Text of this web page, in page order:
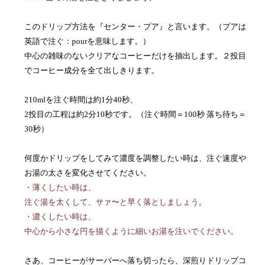
このドリップ方法を『センター・プア』と言います。（プアは
英語で注ぐ：pourを意味します。）
中心の雑味のないクリアなコーヒーだけを抽出します。２投目
でコーヒー成分を全て出しきります。
210mlを注ぐ時間は約1分40秒、
2投目の工程は約2分10秒です。（注ぐ時間＝100秒 落ち待ち＝
30秒）
何度かドリップをしてみて濃度を調整したい時は、注ぐ速度や
お湯の太さを変化させてください。
・薄くしたい時は、
注ぐ湯を太くして、サァ〜と早く落としましょう。
・濃くしたい時は、
中心から小さな円を描くように細いお湯を注いでください。
さあ、コーヒーがサーバーへ落ち切ったら、深煎りドリップコ